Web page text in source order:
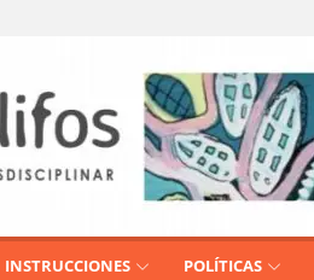
INSTRUCCIONES POLÍTICAS